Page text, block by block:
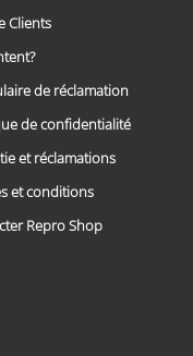
Clients
de réclamation
de confidentialité
et réclamations
et conditions
Repro Shop